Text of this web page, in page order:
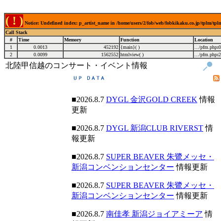
( ! ) Notice: Undefined index: p_artist_name in /home/users/2/fob/web/fobkikaku.co.jp/tplm/
Call Stack
#
Time Memory Function
Location
1
0.0013 452192 {main}( ) .../pfm.php:0
2
0.0099 1562552 htmlview( ) .../pfm.php:
北陸甲信越のコンサート・イベント情報
■2026.8.7 DYGL 金沢GOLD CREEK 情報
更新
■2026.8.7 DYGL 新潟CLUB RIVERST情
報更新
■2026.8.7 SUPER BEAVER 朱鷺メッセ・
新潟コンベンションセンター 情報更新
■2026.8.7 SUPER BEAVER 朱鷺メッセ・
新潟コンベンションセンター 情報更新
■2026.8.7 南佳孝 新潟ジョイアミーア 情